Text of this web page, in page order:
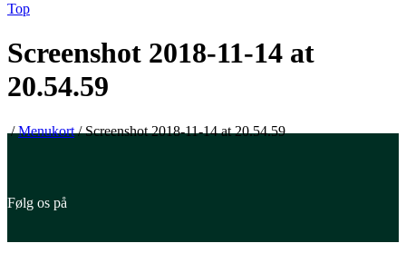
Top
Screenshot 2018-11-14 at
20.54.59
/Menukort/Screenshot 2018-11-14 at 20.54.59
Følg os på